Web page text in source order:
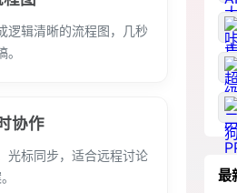
逻辑清晰的流程图，几秒
。
协作
光标同步，适合远程讨论
最